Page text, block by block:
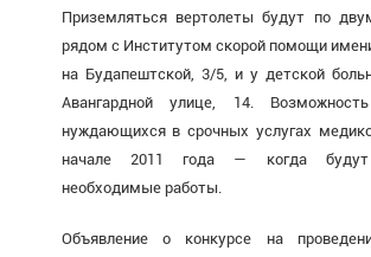
Приземляться вертолеты будут по
рядом с Институтом скорой помощи
на Будапештской, 3/5, и у детской
Авангардной улице, 14.
нуждающихся в срочных услугах
начале 2011 года — когда будут
необходимые работы.
Объявление о конкурсе на